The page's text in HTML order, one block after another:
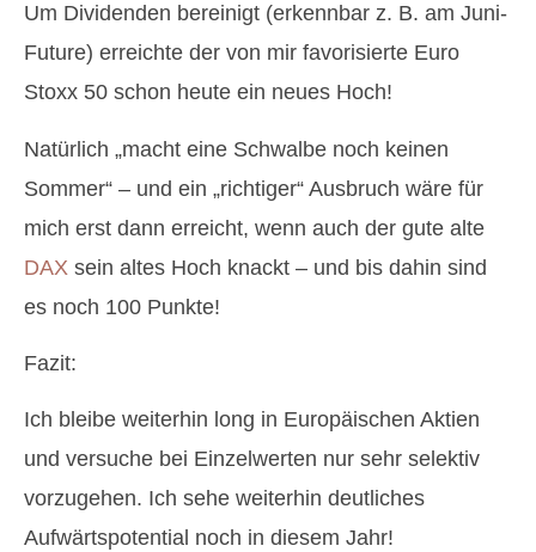
Um Dividenden bereinigt (erkennbar z. B. am Juni-
Future) erreichte der von mir favorisierte Euro
Stoxx 50 schon heute ein neues Hoch!
Natürlich „macht eine Schwalbe noch keinen
Sommer“ – und ein „richtiger“ Ausbruch wäre für
mich erst dann erreicht, wenn auch der gute alte
DAX sein altes Hoch knackt – und bis dahin sind
es noch 100 Punkte!
Fazit:
Ich bleibe weiterhin long in Europäischen Aktien
und versuche bei Einzelwerten nur sehr selektiv
vorzugehen. Ich sehe weiterhin deutliches
Aufwärtspotential noch in diesem Jahr!